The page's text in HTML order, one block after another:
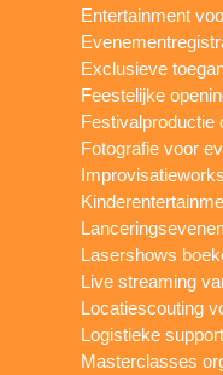
Entertainment
Exclusieve
Feestelijke
Festivalproductie
Fotografie voor
Lasershows
Live streaming
Locatiescouting
Logistieke
Masterclasses